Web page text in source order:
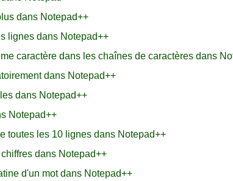
dans Notepad++
lignes dans Notepad++
caractère dans les chaînes de caractères dans
dans Notepad++
dans Notepad++
Notepad++
toutes les 10 lignes dans Notepad++
dans Notepad++
d'un mot dans Notepad++